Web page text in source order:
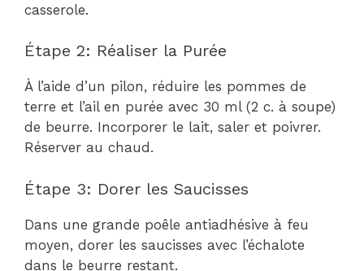
casserole.
Étape 2: Réaliser la Purée
À l’aide d’un pilon, réduire les pommes de
terre et l’ail en purée avec 30 ml (2 c. à soupe)
de beurre. Incorporer le lait, saler et poivrer.
Réserver au chaud.
Étape 3: Dorer les Saucisses
Dans une grande poêle antiadhésive à feu
moyen, dorer les saucisses avec l’échalote
dans le beurre restant.